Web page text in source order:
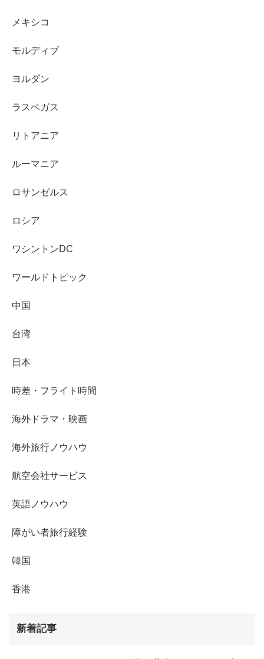
メキシコ
モルディブ
ヨルダン
ラスベガス
リトアニア
ルーマニア
ロサンゼルス
ロシア
ワシントンDC
ワールドトピック
中国
台湾
日本
時差・フライト時間
海外ドラマ・映画
海外旅行ノウハウ
航空会社サービス
英語ノウハウ
障がい者旅行経験
韓国
香港
新着記事